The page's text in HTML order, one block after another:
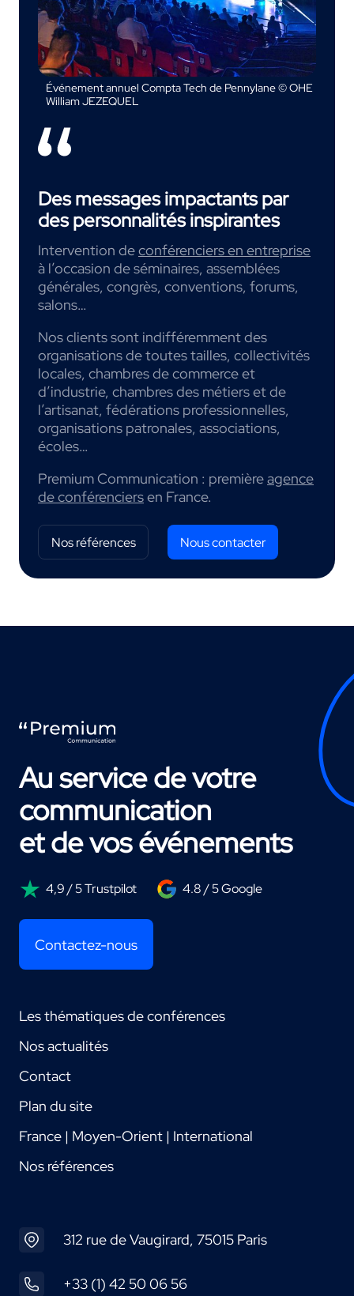
Événement annuel Compta Tech de Pennylane © OHE
William JEZEQUEL
Des messages impactants par
des personnalités inspirantes
Intervention deconférenciers en entreprise
à l’occasion de séminaires, assemblées
générales, congrès, conventions, forums,
salons…
Nos clients sont indifféremment des
organisations de toutes tailles, collectivités
locales, chambres de commerce et
d’industrie, chambres des métiers et de
l’artisanat, fédérations professionnelles,
organisations patronales, associations,
écoles…
Premium Communication : premièreagence
de conférenciersen France.
Nos références Nous contacter
Au service de votre
communication
et de vos événements
4,9 / 5 Trustpilot 4.8 / 5 Google
Contactez-nous
Les thématiques de conférences
Nos actualités
Contact
Plan du site
France | Moyen-Orient | International
Nos références
312 rue de Vaugirard, 75015 Paris
+33 (1) 42 50 06 56